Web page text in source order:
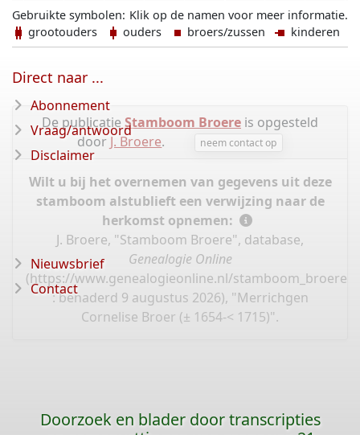
Klik op de namen voor meer informatie.
Gebruikte symbolen:
grootouders
ouders broers/zussen kinderen
De publicatie Stamboom Broere is opgesteld
door J. Broere. neem contact op
Wilt u bij het overnemen van gegevens uit deze
stamboom alstublieft een verwijzing naar de
herkomst opnemen:
J. Broere, "Stamboom Broere", database,
Genealogie Online
(https://www.genealogieonline.nl/stamboom_broere/
: benaderd 9 augustus 2026), "Merrichgen
Cornelise Broer (± 1654-< 1715)".
Direct naar ...
Abonnement
Vraag/antwoord
Disclaimer
Nieuwsbrief
Contact
Doorzoek en blader door transcripties